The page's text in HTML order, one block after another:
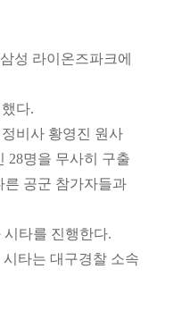
성 라이온즈파크에
다.
비사 황영진 원사
28명을 무사히 구출
른 공군 참가자들과
타를 진행한다.
타는 대구경찰 소속